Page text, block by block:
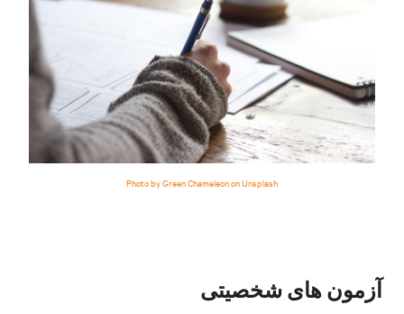
Photo by Green Chameleon on Unsplash
آزمون های شخصیتی